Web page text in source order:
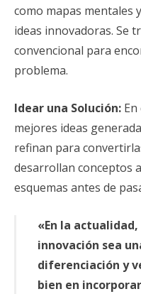
como mapas mentales y
ideas innovadoras. Se
convencional para
problema.
Idear una Solución:
mejores ideas
refinan para
desarrollan conceptos
esquemas antes de
«En la
innovación sea
diferenciación y
bien en